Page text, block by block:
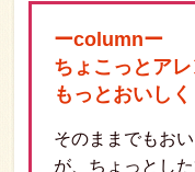
ーcolumnー
ちょこっとア
もっとおいしく
そのままでもお
が、ちょっとし